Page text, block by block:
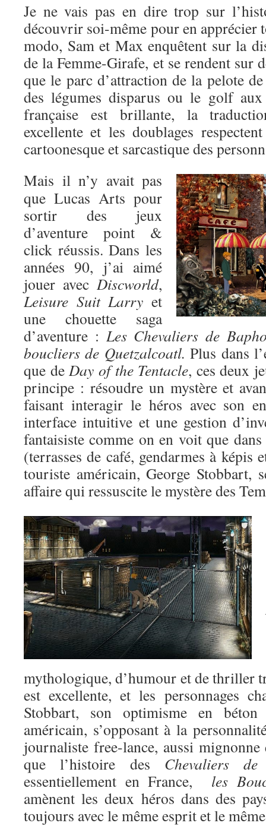
Je ne vais pas en dire trop sur
découvrir soi-même pour en apprécier
modo, Sam et Max enquêtent sur la
de la Femme-Girafe, et se rendent sur
que le parc d’attraction de la pelote
des légumes disparus ou le golf
française est brillante, la
excellente et les doublages
cartoonesque et sarcastique des
Mais il n’y avait pas
que Lucas Arts pour
sortir des jeux
d’aventure point &
click réussis. Dans les
années 90, j’ai aimé
jouer avec Discworld,
Leisure Suit Larry et
une chouette saga
d’aventure : Les Chevaliers de
boucliers de Quetzalcoatl. Plus dans
que deDay of the Tentacle, ces deux
principe : résoudre un mystère et
faisant interagir le héros avec son
interface intuitive et une gestion
fantaisiste comme on en voit que
(terrasses de café, gendarmes à képis
touriste américain, George Stobbart,
affaire qui ressuscite le mystère des
mythologique, d’humour et de thriller
est excellente, et les personnages
Stobbart, son optimisme en
américain, s’opposant à la
journaliste free-lance, aussi
que l’histoire des Chevaliers de
essentiellement en France,
les
amènent les deux héros dans des
toujours avec le même esprit et le